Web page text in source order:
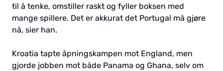
til å tenke, omstiller raskt og fyller boksen med
mange spillere. Det er akkurat det Portugal må gjøre
nå, sier han.
Kroatia tapte åpningskampen mot England, men
gjorde jobben mot både Panama og Ghana, selv om